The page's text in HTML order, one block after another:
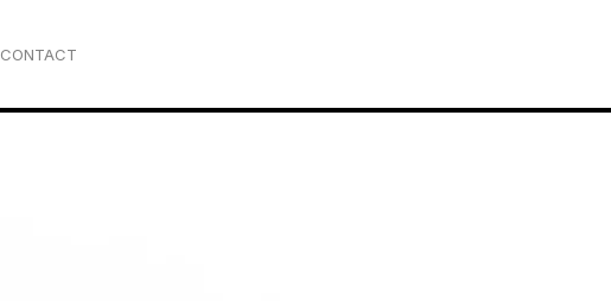
CONTACT